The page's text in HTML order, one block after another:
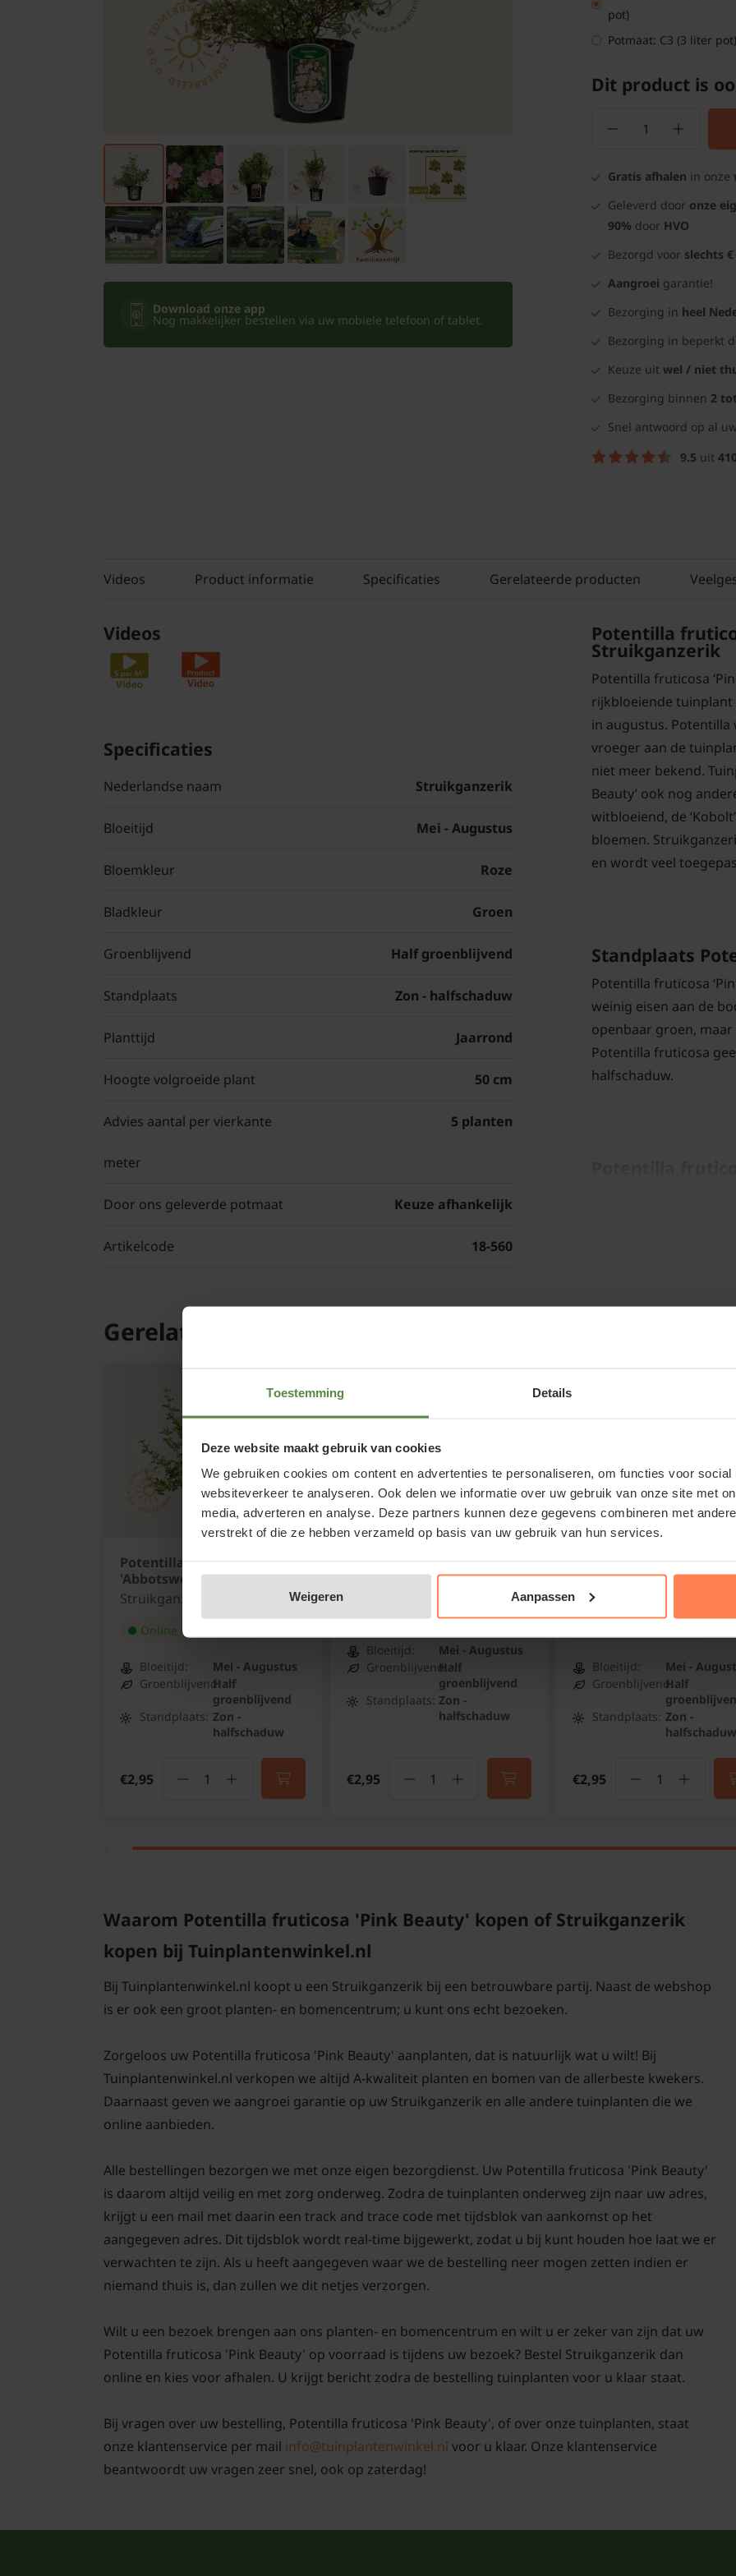
Toestemming Details
Deze website maakt gebruik van cookies
We gebruiken cookies om content en advertenties te personaliseren, om functies voor social
websiteverkeer te analyseren. Ook delen we informatie over uw gebruik van onze site met
media, adverteren en analyse. Deze partners kunnen deze gegevens combineren met
verstrekt of die ze hebben verzameld op basis van uw gebruik van hun services.
Weigeren Aanpassen
Bomen
Leibomen
Kamerplanten
Bloempotten
Download onze app
Nog makkelijker bestellen via uw mobiele telefoon of tablet.
pot)
Potmaat: C3 (3 liter pot)
Dit product is
Gratis afhalen in onze
Geleverd door onze
90% door HVO
Bezorgd voor slechts €
Aangroei garantie!
Bezorging in heel
Bezorging in beperkt
Keuze uit wel / niet
Bezorging binnen 2
Snel antwoord op al
9.5 uit
Videos Product informatie Specificaties Gerelateerde producten
Videos
Specificaties
Nederlandse naam Struikganzerik
Bloeitijd Mei - Augustus
Bloemkleur Roze
Bladkleur Groen
Groenblijvend Half groenblijvend
Standplaats Zon - halfschaduw
Planttijd Jaarrond
Hoogte volgroeide plant 50 cm
Advies aantal per vierkante
meter
5 planten
Door ons geleverde potmaat Keuze afhankelijk
Artikelcode 18-560
Potentilla
Struikganzerik
Potentilla fruticosa
rijkbloeiende tuinplant
in augustus.
vroeger aan de
niet meer bekend.
Beauty’ ook nog
witbloeiend, de
bloemen.
en wordt veel
Standplaats
Potentilla fruticosa
weinig eisen aan de
openbaar groen,
Potentilla fruticosa
halfschaduw.
Snoei de Struik
wegknippen en de
voldoende licht en
vormt eerder in het
Gerelateerde producten
Potentilla fruticosa
'Abbotswood'
Struikganzerik
Online op voorraad
Bloeitijd:
Mei - Augustus
Groenblijvend:Half
groenblijvend
Standplaats: Zon -
halfschaduw
€2,95
Struikganzerik
Online op voorraad
Bloeitijd:
Mei - Augustus
Groenblijvend:Half
groenblijvend
Standplaats: Zon -
halfschaduw
€2,95
Ace'
Struikganzerik
Bloeitijd:
Mei -
Groenblijvend:Half
Standplaats: Zon -
halfschaduw
€2,95
Waarom Potentilla fruticosa 'Pink Beauty' kopen of Struikganzerik
kopen bij Tuinplantenwinkel.nl
Bij Tuinplantenwinkel.nl koopt u een Struikganzerik bij een betrouwbare partij. Naast de webshop
is er ook een groot planten- en bomencentrum; u kunt ons echt bezoeken.
Zorgeloos uw Potentilla fruticosa 'Pink Beauty' aanplanten, dat is natuurlijk wat u wilt! Bij
Tuinplantenwinkel.nl verkopen we altijd A-kwaliteit planten en bomen van de allerbeste kwekers.
Daarnaast geven we aangroei garantie op uw Struikganzerik en alle andere tuinplanten die we
online aanbieden.
Alle bestellingen bezorgen we met onze eigen bezorgdienst. Uw Potentilla fruticosa 'Pink Beauty'
is daarom altijd veilig en met zorg onderweg. Zodra de tuinplanten onderweg zijn naar uw adres,
krijgt u een mail met daarin een track and trace code met tijdsblok van aankomst op het
aangegeven adres. Dit tijdsblok wordt real-time bijgewerkt, zodat u bij kunt houden hoe laat we er
verwachten te zijn. Als u heeft aangegeven waar we de bestelling neer mogen zetten indien er
niemand thuis is, dan zullen we dit netjes verzorgen.
Wilt u een bezoek brengen aan ons planten- en bomencentrum en wilt u er zeker van zijn dat uw
Potentilla fruticosa 'Pink Beauty' op voorraad is tijdens uw bezoek? Bestel Struikganzerik dan
online en kies voor afhalen. U krijgt bericht zodra de bestelling tuinplanten voor u klaar staat.
Bij vragen over uw bestelling, Potentilla fruticosa 'Pink Beauty', of over onze tuinplanten, staat
onze klantenservice per mail info@tuinplantenwinkel.nl voor u klaar. Onze klantenservice
beantwoordt uw vragen zeer snel, ook op zaterdag!